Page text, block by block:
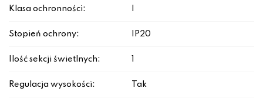
Klasa ochronności:
Stopień ochrony: IP20
Ilość sekcji świetlnych:
Regulacja wysokości: Tak